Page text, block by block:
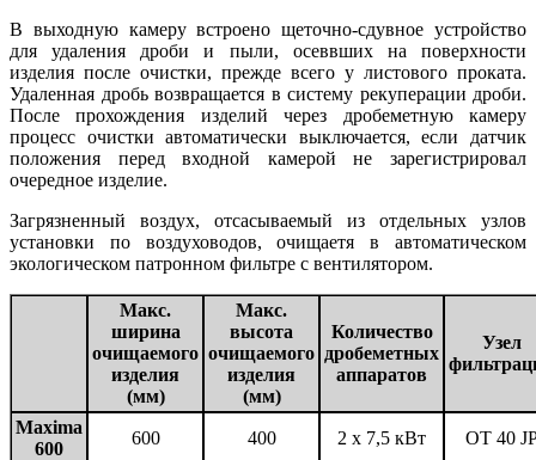
В выходную камеру встроено щеточно-сдувное устройство
для удаления дроби и пыли, осеввших на поверхности
изделия после очистки, прежде всего у листового проката.
Удаленная дробь возвращается в систему рекуперации дроби.
После прохождения изделий через дробеметную камеру
процесс очистки автоматически выключается, если датчик
положения перед входной камерой не зарегистрировал
очередное изделие.
Загрязненный воздух, отсасываемый из отдельных узлов
установки по воздуховодов, очищаетя в автоматическом
экологическом патронном фильтре с вентилятором.
Макс.
ширина
очищаемого
изделия
(мм)
Макс.
высота
очищаемого
изделия
(мм)
Количество
дробеметных
аппаратов
Узел
Maxima
600
600 400 2 x 7,5 кВт OT 40